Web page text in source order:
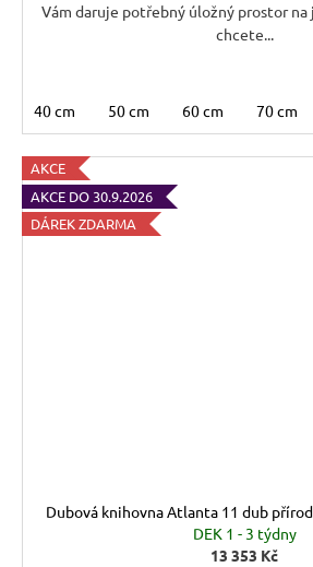
Vám daruje potřebný úložný prostor
chcete...
40 cm 50 cm 60 cm 70 cm
AKCE
AKCE DO 30.9.2026
DÁREK ZDARMA
Dubová knihovna Atlanta 11 dub
DEK 1 - 3 týdny
13 353 Kč